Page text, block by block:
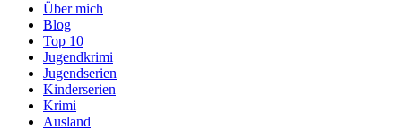
Über mich
Blog
Top 10
Jugendkrimi
Jugendserien
Kinderserien
Krimi
Ausland